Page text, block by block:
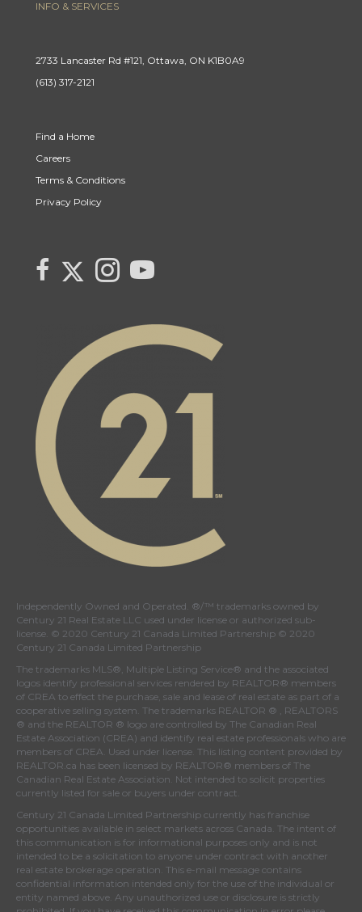
INFO & SERVICES
2733 Lancaster Rd #121, Ottawa, ON K1B0A9
(613) 317-2121
Find a Home
Careers
Terms & Conditions
Privacy Policy
link to Century 21 Canada's facebook page
Link to Century 21 Canada's Twitter page
Link to Century 21 Canada's Instagram page
link to Century 21 Canada's YouTube page
Independently Owned and Operated. ®/™ trademarks owned by
Century 21 Real Estate LLC used under license or authorized sub-
license. © 2020 Century 21 Canada Limited Partnership © 2020
Century 21 Canada Limited Partnership
The trademarks MLS®, Multiple Listing Service® and the associated
logos identify professional services rendered by REALTOR® members
of CREA to effect the purchase, sale and lease of real estate as part of a
cooperative selling system. The trademarks REALTOR ® , REALTORS
® and the REALTOR ® logo are controlled by The Canadian Real
Estate Association (CREA) and identify real estate professionals who are
members of CREA . Used under license. This listing content provided by
REALTOR.ca has been licensed by REALTOR® members of The
Canadian Real Estate Association . Not intended to solicit properties
currently listed for sale or buyers under contract.
Century 21 Canada Limited Partnership currently has franchise
opportunities available in select markets across Canada. The intent of
this communication is for informational purposes only and is not
intended to be a solicitation to anyone under contract with another
real estate brokerage operation. This e-mail message contains
confidential information intended only for the use of the individual or
entity named above. Any unauthorized use or disclosure is strictly